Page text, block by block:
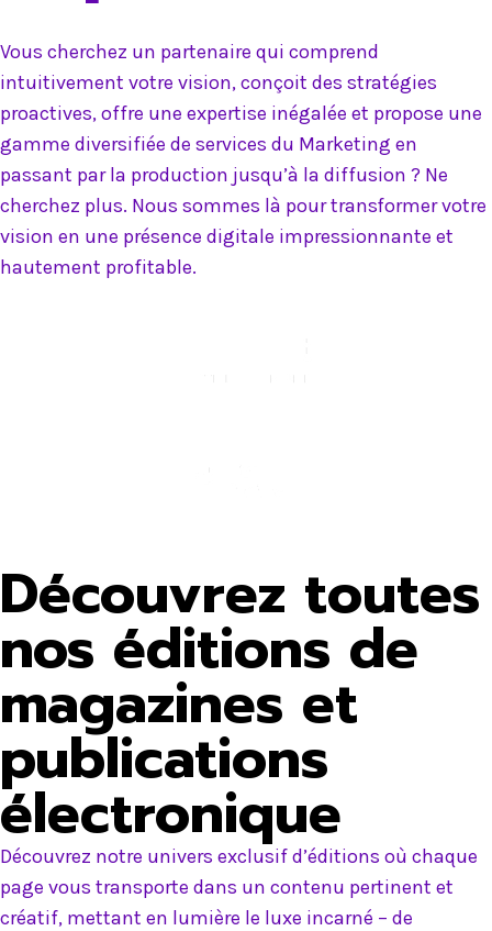
Vous cherchez un partenaire qui comprend
intuitivement votre vision, conçoit des stratégies
proactives, offre une expertise inégalée et propose une
gamme diversifiée de services du Marketing en
passant par la production jusqu’à la diffusion ? Ne
cherchez plus. Nous sommes là pour transformer votre
vision en une présence digitale impressionnante et
hautement profitable.
Découvrez toutes
nos éditions de
magazines et
publications
électronique
Découvrez notre univers exclusif d’éditions où chaque
page vous transporte dans un contenu pertinent et
créatif, mettant en lumière le luxe incarné – de